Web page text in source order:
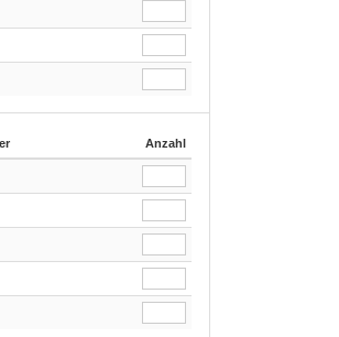
Anzahl